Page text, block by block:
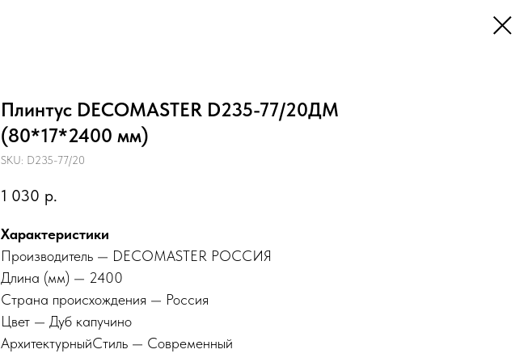
Плинтус DECOMASTER D235-77/20ДМ
(80*17*2400 мм)
SKU: D235-77/20
1 030 р.
Характеристики
Производитель — DECOMASTER РОССИЯ
Длина (мм) — 2400
Страна происхождения — Россия
Цвет — Дуб капучино
АрхитектурныйСтиль — Современный